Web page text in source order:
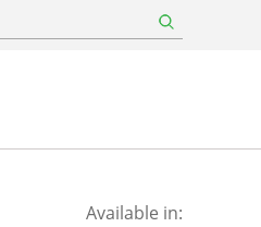
Available in: